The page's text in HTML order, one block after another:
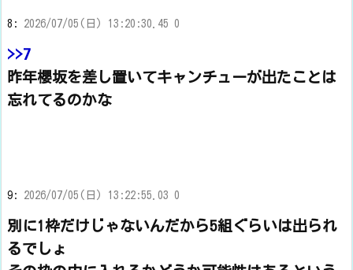
8: 2026/07/05(日) 13:20:30.45 0
>>7
昨年櫻坂を差し置いてキャンチューが出たことは
忘れてるのかな
9: 2026/07/05(日) 13:22:55.03 0
別に1枠だけじゃないんだから5組ぐらいは出られ
るでしょ